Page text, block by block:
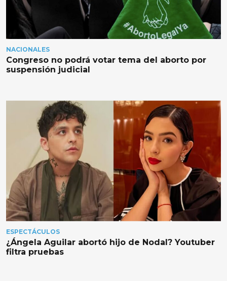
NACIONALES
Congreso no podrá votar tema del aborto por
suspensión judicial
ESPECTÁCULOS
¿Ángela Aguilar abortó hijo de Nodal? Youtuber
filtra pruebas